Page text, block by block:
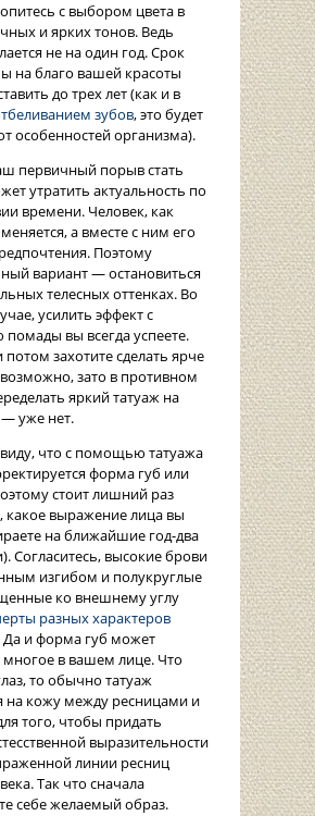
с выбором цвета в
и ярких тонов. Ведь
не на один год. Срок
на благо вашей красоты
до трех лет (как и в
зубов, это будет
особенностей организма).
первичный порыв стать
утратить актуальность по
времени. Человек, как
а вместе с ним его
Поэтому
вариант — остановиться
телесных оттенках. Во
усилить эффект с
вы всегда успеете.
захотите сделать ярче
возможно, зато в противном
яркий татуаж на
уже нет.
что с помощью татуажа
форма губ или
стоит лишний раз
какое выражение лица вы
на ближайшие год-два
Согласитесь, высокие брови
изгибом и полукруглые
ко внешнему углу
разных характеров
Да и форма губ может
многое в вашем лице. Что
то обычно татуаж
на кожу между ресницами и
того, чтобы придать
выразительности
линии ресниц
Так что сначала
себе желаемый образ.